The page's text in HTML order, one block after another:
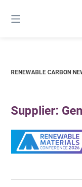
content
RENEWABLE CARBON
Supplier: